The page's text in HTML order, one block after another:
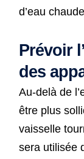
d’eau
Prévoir
des
Au-delà de
être plus
vaisselle
sera utilisée